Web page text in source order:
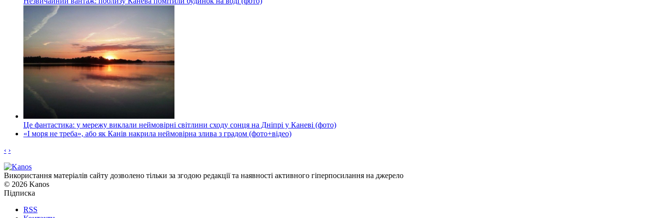
Це фантастика: у мережу виклали неймовірні світлини сходу сонця на Дніпрі у Каневі (фото)
«І моря не треба», або як Канів накрила неймовірна злива з градом (фото+відео)
‹ ›
Використання матеріалів сайту дозволено тільки за згодою редакції та наявності активного гіперпосилання на джерело
© 2026 Kanos
Підписка
RSS